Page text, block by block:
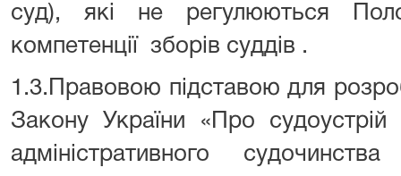
суд), які не регулюються
компетенції зборів суддів .
1.3.Правовою підставою для
Закону України «Про судоустрій
адміністративного